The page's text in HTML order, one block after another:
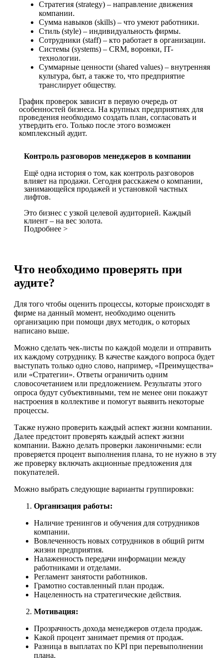
Стратегия (strategy) – направление движения
компании.
Сумма навыков (skills) – что умеют работники.
Стиль (style) – индивидуальность фирмы.
Сотрудники (staff) – кто работает в организации.
Системы (systems) – CRM, воронки, IT-
технологии.
Суммарные ценности (shared values) – внутренняя
культура, быт, а также то, что предприятие
транслирует обществу.
График проверок зависит в первую очередь от
особенностей бизнеса. На крупных предприятиях для
проведения необходимо создать план, согласовать и
утвердить его. Только после этого возможен
комплексный аудит.
Контроль разговоров менеджеров в компании
Ещё одна история о том, как контроль разговоров
влияет на продажи. Сегодня расскажем о компании,
занимающейся продажей и установкой частных
лифтов.
Это бизнес с узкой целевой аудиторией. Каждый
клиент – на вес золота.
Подробнее >
Что необходимо проверять при
аудите?
Для того чтобы оценить процессы, которые происходят в
фирме на данный момент, необходимо оценить
организацию при помощи двух методик, о которых
написано выше.
Можно сделать чек-листы по каждой модели и отправить
их каждому сотруднику. В качестве каждого вопроса будет
выступать только одно слово, например, «Преимущества»
или «Стратегии». Ответы ограничить одним
словосочетанием или предложением. Результаты этого
опроса будут субъективными, тем не менее они покажут
настроения в коллективе и помогут выявить некоторые
процессы.
Также нужно проверить каждый аспект жизни компании.
Далее предстоит проверять каждый аспект жизни
компании. Важно делать проверки лаконичными: если
проверяется процент выполнения плана, то не нужно в эту
же проверку включать акционные предложения для
покупателей.
Можно выбрать следующие варианты группировки:
Организация работы:
Наличие тренингов и обучения для сотрудников
компании.
Вовлеченность новых сотрудников в общий ритм
жизни предприятия.
Налаженность передачи информации между
работниками и отделами.
Регламент занятости работников.
Грамотно составленный план продаж.
Нацеленность на стратегические действия.
Мотивация:
Прозрачность дохода менеджеров отдела продаж.
Какой процент занимает премия от продаж.
Разница в выплатах по KPI при перевыполнении
плана.